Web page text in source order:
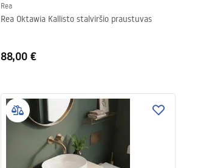
Rea
Rea Oktawia Kallisto stalviršio praustuvas
88,00 €